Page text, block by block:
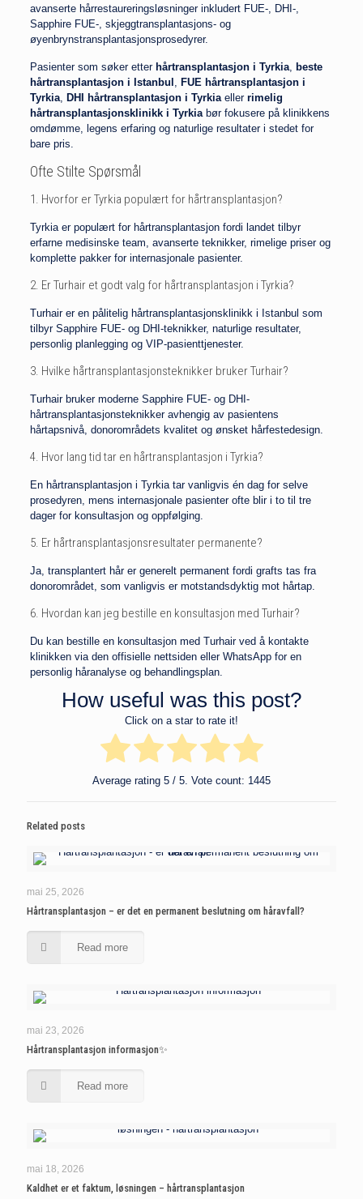
avanserte hårrestaureringsløsninger inkludert FUE-, DHI-,
Sapphire FUE-, skjeggtransplantasjons- og
øyenbrynstransplantasjonsprosedyrer.
Pasienter som søker etter hårtransplantasjon i Tyrkia, beste
hårtransplantasjon i Istanbul FUE hårtransplantasjon i
Tyrkia, DHI hårtransplantasjon i Tyrkiaeller rimelig
hårtransplantasjonsklinikk i Tyrkiabør fokusere på klinikkens
omdømme, legens erfaring og naturlige resultater i stedet for
bare pris.
Ofte Stilte Spørsmål
1. Hvorfor er Tyrkia populært for hårtransplantasjon?
Tyrkia er populært for hårtransplantasjon fordi landet tilbyr
erfarne medisinske team, avanserte teknikker, rimelige priser og
komplette pakker for internasjonale pasienter.
2. Er Turhair et godt valg for hårtransplantasjon i Tyrkia?
Turhair er en pålitelig hårtransplantasjonsklinikk i Istanbul som
tilbyr Sapphire FUE- og DHI-teknikker, naturlige resultater,
personlig planlegging og VIP-pasienttjenester.
3. Hvilke hårtransplantasjonsteknikker bruker Turhair?
Turhair bruker moderne Sapphire FUE- og DHI-
hårtransplantasjonsteknikker avhengig av pasientens
hårtapsnivå, donorområdets kvalitet og ønsket hårfestedesign.
4. Hvor lang tid tar en hårtransplantasjon i Tyrkia?
En hårtransplantasjon i Tyrkia tar vanligvis én dag for selve
prosedyren, mens internasjonale pasienter ofte blir i to til tre
dager for konsultasjon og oppfølging.
5. Er hårtransplantasjonsresultater permanente?
Ja, transplantert hår er generelt permanent fordi grafts tas fra
donorområdet, som vanligvis er motstandsdyktig mot hårtap.
6. Hvordan kan jeg bestille en konsultasjon med Turhair?
Du kan bestille en konsultasjon med Turhair ved å kontakte
klinikken via den offisielle nettsiden eller WhatsApp for en
personlig håranalyse og behandlingsplan.
How useful was this post?
Click on a star to rate it!
Average rating 5 / 5. Vote count: 1445
Related posts
mai 25, 2026
Hårtransplantasjon – er det en permanent beslutning om håravfall?
Read more
mai 23, 2026
Hårtransplantasjon informasjon✨
Read more
mai 18, 2026
Kaldhet er et faktum, løsningen – hårtransplantasjon